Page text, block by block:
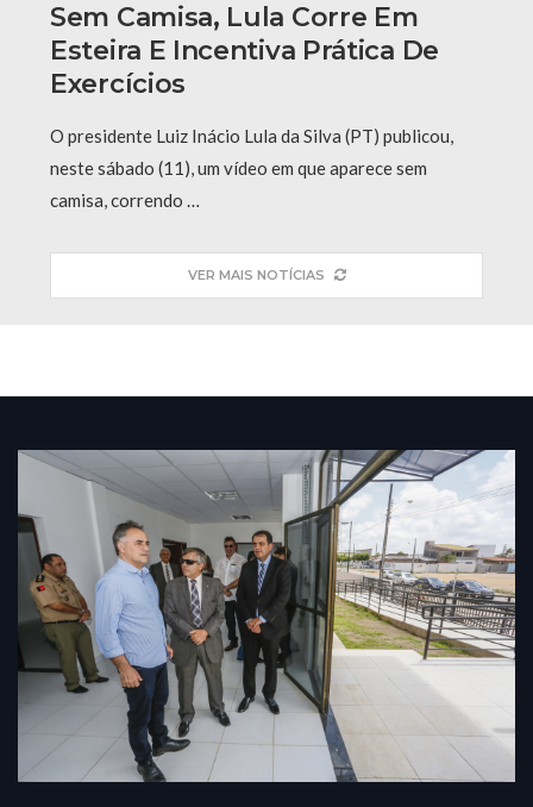
Sem Camisa, Lula Corre Em
Esteira E Incentiva Prática De
Exercícios
O presidente Luiz Inácio Lula da Silva (PT) publicou,
neste sábado (11), um vídeo em que aparece sem
camisa, correndo …
VER MAIS NOTÍCIAS